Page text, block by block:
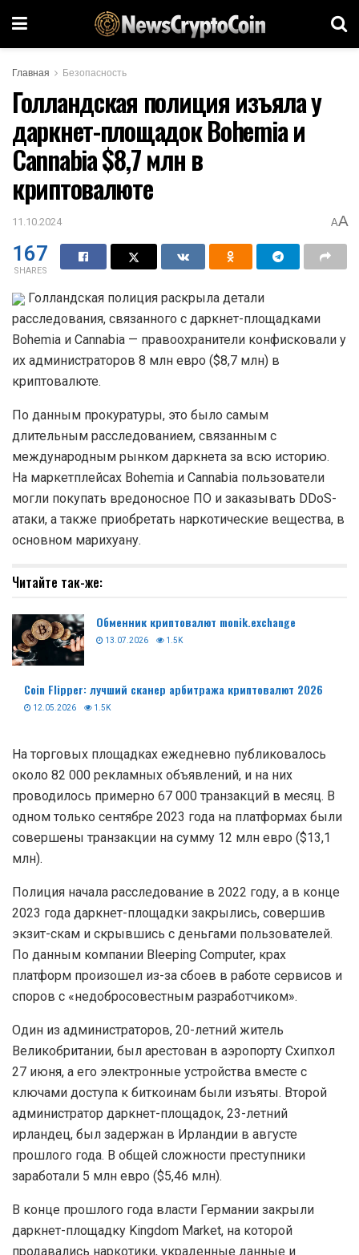
Главная Безопасность
Голландская полиция изъяла у
даркнет-площадок Bohemia и
Cannabia $8,7 млн в
криптовалюте
11.10.2024 AA
167
SHARES
Голландская полиция раскрыла детали
расследования, связанного с даркнет-площадками
Bohemia и Cannabia — правоохранители конфисковали у
их администраторов 8 млн евро ($8,7 млн) в
криптовалюте.
По данным прокуратуры, это было самым
длительным расследованием, связанным с
международным рынком даркнета за всю историю.
На маркетплейсах Bohemia и Cannabia пользователи
могли покупать вредоносное ПО и заказывать DDoS-
атаки, а также приобретать наркотические вещества, в
основном марихуану.
Читайте так-же:
Обменник криптовалют monik.exchange
13.07.2026 1.5K
Coin Flipper: лучший сканер арбитража криптовалют 2026
12.05.2026 1.5K
На торговых площадках ежедневно публиковалось
около 82 000 рекламных объявлений, и на них
проводилось примерно 67 000 транзакций в месяц. В
одном только сентябре 2023 года на платформах были
совершены транзакции на сумму 12 млн евро ($13,1
млн).
Полиция начала расследование в 2022 году, а в конце
2023 года даркнет-площадки закрылись, совершив
экзит-скам и скрывшись с деньгами пользователей.
По данным компании Bleeping Computer, крах
платформ произошел из-за сбоев в работе сервисов и
споров с «недобросовестным разработчиком».
Один из администраторов, 20-летний житель
Великобритании, был арестован в аэропорту Схипхол
27 июня, а его электронные устройства вместе с
ключами доступа к биткоинам были изъяты. Второй
администратор даркнет-площадок, 23-летний
ирландец, был задержан в Ирландии в августе
прошлого года. В общей сложности преступники
заработали 5 млн евро ($5,46 млн).
В конце прошлого года власти Германии закрыли
даркнет-площадку Kingdom Market, на которой
продавались наркотики, украденные данные и